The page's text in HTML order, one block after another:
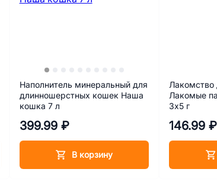
Наполнитель минеральный для
длинношерстных кошек Наша
кошка 7 л
399.99 ₽
В корзину
Лакомство
Лакомые
3х5 г
146.99 ₽